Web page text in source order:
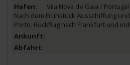
Vila Nova de Gaia / Portugal
Nach dem Frühstück Ausschiffung
Porto. Rückflug nach Frankfurt und